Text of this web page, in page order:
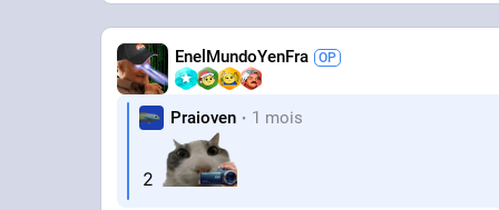
EnelMundoYenFra
Praioven 1 mois
2